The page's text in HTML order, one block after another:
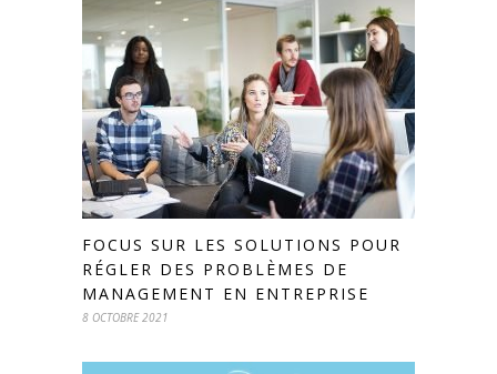
FOCUS SUR LES SOLUTIONS POUR
RÉGLER DES PROBLÈMES DE
MANAGEMENT EN ENTREPRISE
8 OCTOBRE 2021